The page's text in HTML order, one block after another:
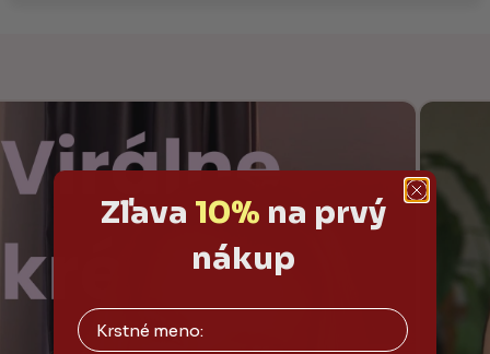
Zľava 10% na prvý
nákup